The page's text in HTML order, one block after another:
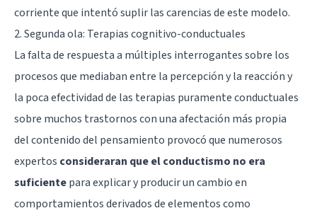
corriente que intentó suplir las carencias de este modelo.
2. Segunda ola: Terapias cognitivo-conductuales
La falta de respuesta a múltiples interrogantes sobre los
procesos que mediaban entre la percepción y la reacción y
la poca efectividad de las terapias puramente conductuales
sobre muchos trastornos con una afectación más propia
del contenido del pensamiento provocó que numerosos
expertos consideraran que el conductismo no era
suficientepara explicar y producir un cambio en
comportamientos derivados de elementos como